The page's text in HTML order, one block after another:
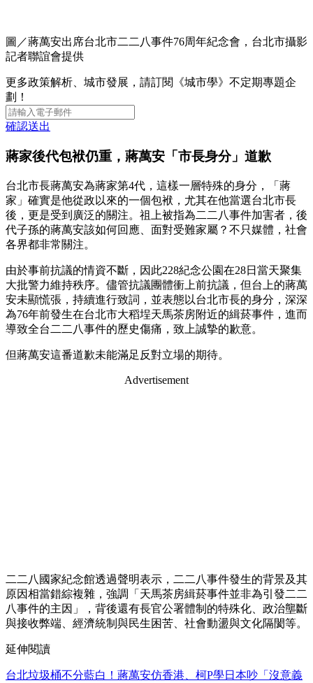
圖／蔣萬安出席台北市二二八事件76周年紀念會，台北市攝影
記者聯誼會提供
更多政策解析、城市發展，請訂閱《城市學》不定期專題企
劃！
確認送出
蔣家後代包袱仍重，蔣萬安「市長身分」道歉
台北市長蔣萬安為蔣家第4代，這樣一層特殊的身分，「蔣
家」確實是他從政以來的一個包袱，尤其在他當選台北市長
後，更是受到廣泛的關注。祖上被指為二二八事件加害者，後
代子孫的蔣萬安該如何回應、面對受難家屬？不只媒體，社會
各界都非常關注。
由於事前抗議的情資不斷，因此228紀念公園在28日當天聚集
大批警力維持秩序。儘管抗議團體衝上前抗議，但台上的蔣萬
安未顯慌張，持續進行致詞，並表態以台北市長的身分，深深
為76年前發生在台北市大稻埕天馬茶房附近的緝菸事件，進而
導致全台二二八事件的歷史傷痛，致上誠摯的歉意。
但蔣萬安這番道歉未能滿足反對立場的期待。
Advertisement
二二八國家紀念館透過聲明表示，二二八事件發生的背景及其
原因相當錯綜複雜，強調「天馬茶房緝菸事件並非為引發二二
八事件的主因」，背後還有長官公署體制的特殊化、政治壟斷
與接收弊端、經濟統制與民生困苦、社會動盪與文化隔閡等。
延伸閱讀
台北垃圾桶不分藍白！蔣萬安仿香港、柯P學日本吵「沒意義